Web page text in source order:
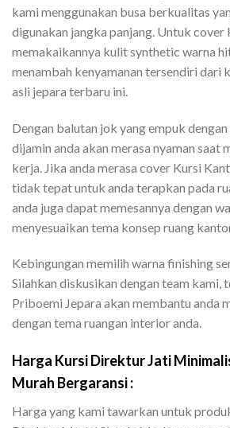
kami menggunakan busa berkualitas
digunakan jangka panjang. Untuk cover
memakaikannya kulit synthetic warna
menambah kenyamanan tersendiri dari
asli jepara terbaru ini.
Dengan balutan jok yang empuk
dijamin anda akan merasa nyaman saat
kerja. Jika anda merasa cover Kursi
tidak tepat untuk anda terapkan pada
anda juga dapat memesannya dengan
menyesuaikan tema konsep ruang
Kebingungan memilih warna finishing
Silahkan diskusikan dengan team kami,
Priboemi Jepara akan membantu anda
dengan tema ruangan interior anda.
Harga Kursi Direktur Jati
Murah Bergaransi :
Harga yang kami tawarkan untuk